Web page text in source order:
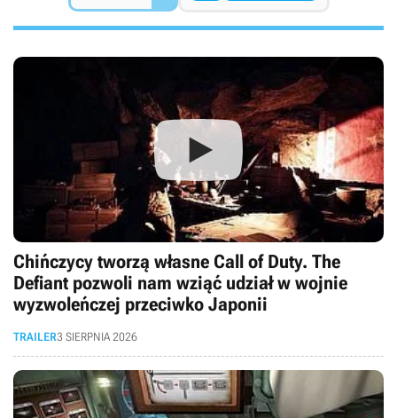
Chińczycy tworzą własne Call of Duty. The
Defiant pozwoli nam wziąć udział w wojnie
wyzwoleńczej przeciwko Japonii
TRAILER3 SIERPNIA 2026